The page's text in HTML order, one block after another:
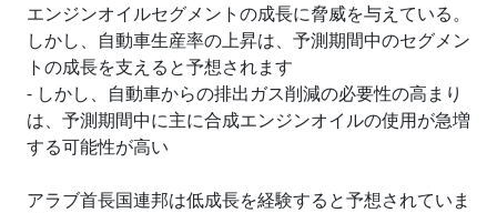
エンジンオイルセグメントの成長に脅威を与えている。
しかし、自動車生産率の上昇は、予測期間中のセグメン
トの成長を支えると予想されます
- しかし、自動車からの排出ガス削減の必要性の高まり
は、予測期間中に主に合成エンジンオイルの使用が急増
する可能性が高い
アラブ首長国連邦は低成長を経験すると予想されていま